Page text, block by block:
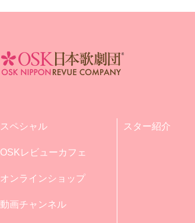
スペシャル
OSKレビューカフェ
オンラインショップ
動画チャンネル
スター紹介